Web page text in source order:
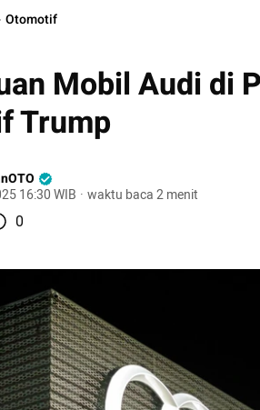
Otomotif
Mobil Audi di
Trump
16:30 WIB · waktu baca 2 menit
0